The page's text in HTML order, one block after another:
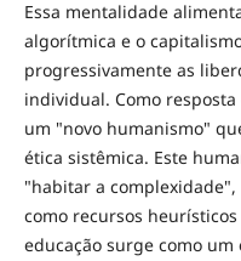
Essa mentalidade
algorítmica e o
progressivamente as
individual. Como
um "novo humanismo"
ética sistêmica. Este
"habitar a
como recursos
educação surge como